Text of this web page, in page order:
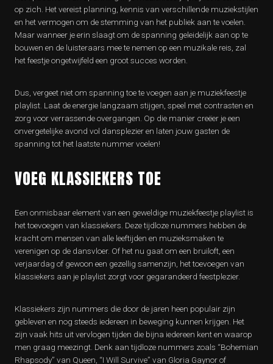
op zich. Het vereist planning, kennis van verschillende muziekstijlen
en het vermogen om de stemming van het publiek aan te voelen.
Maar wanneer je erin slaagt om de spanning geleidelijk aan op te
bouwen en de luisteraars mee te nemen op een muzikale reis, zal
het feestje ongetwijfeld een groot succes worden.
Dus, vergeet niet om spanning toe te voegen aan je muziekfeestje
playlist. Laat de energie langzaam stijgen, speel met contrasten en
zorg voor verrassende overgangen. Op die manier creëer je een
onvergetelijke avond vol dansplezier en laten jouw gasten de
spanning tot het laatste nummer voelen!
VOEG KLASSIEKERS TOE
Een onmisbaar element van een geweldige muziekfeestje playlist is
het toevoegen van klassiekers. Deze tijdloze nummers hebben de
kracht om mensen van alle leeftijden en muzieksmaken te
verenigen op de dansvloer. Of het nu gaat om een bruiloft, een
verjaardag of gewoon een gezellig samenzijn, het toevoegen van
klassiekers aan je playlist zorgt voor gegarandeerd feestplezier.
Klassiekers zijn nummers die door de jaren heen populair zijn
gebleven en nog steeds iedereen in beweging kunnen krijgen. Het
zijn vaak hits uit vervlogen tijden die bijna iedereen kent en waarop
men graag meezingt. Denk aan tijdloze nummers zoals “Bohemian
Rhapsody” van Queen, “I Will Survive” van Gloria Gaynor of